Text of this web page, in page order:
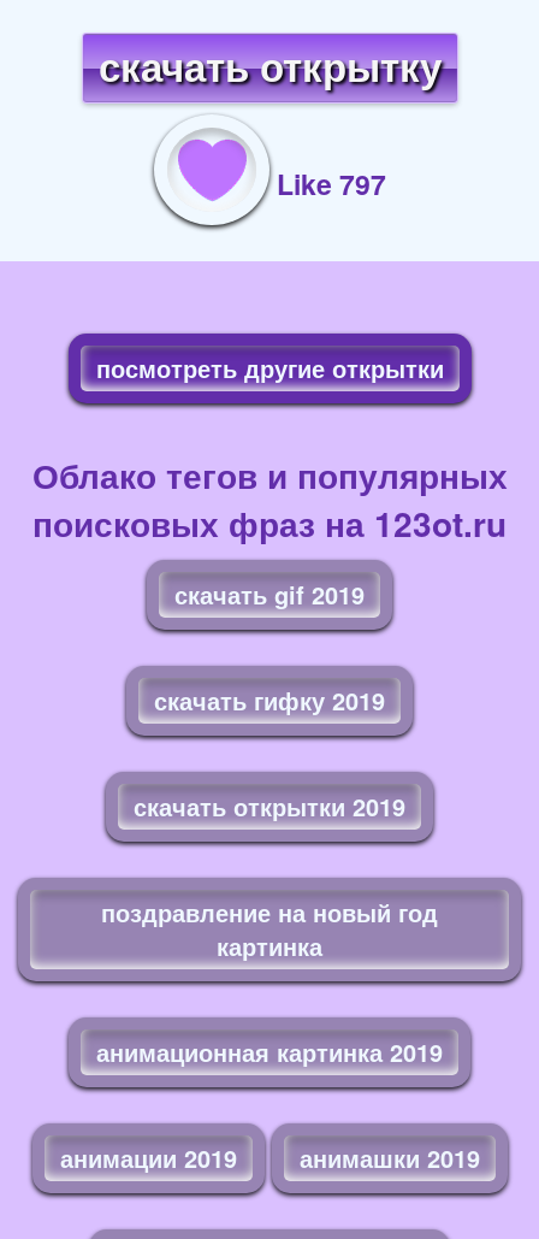
скачать открытку
Like 797
посмотреть другие открытки
Облако тегов и популярных
поисковых фраз на 123ot.ru
скачать gif 2019
скачать гифку 2019
скачать открытки 2019
поздравление на новый год
картинка
анимационная картинка 2019
анимации 2019 анимашки 2019